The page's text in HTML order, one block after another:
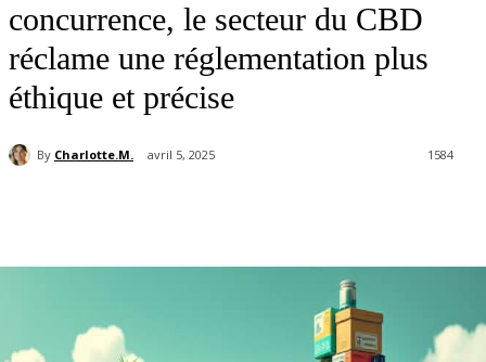
concurrence, le secteur du CBD
réclame une réglementation plus
éthique et précise
By Charlotte.M. avril 5, 2025 1584